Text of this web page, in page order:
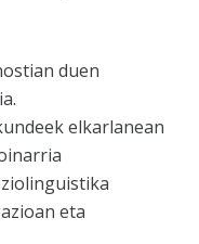
duen
elkarlanean
eta